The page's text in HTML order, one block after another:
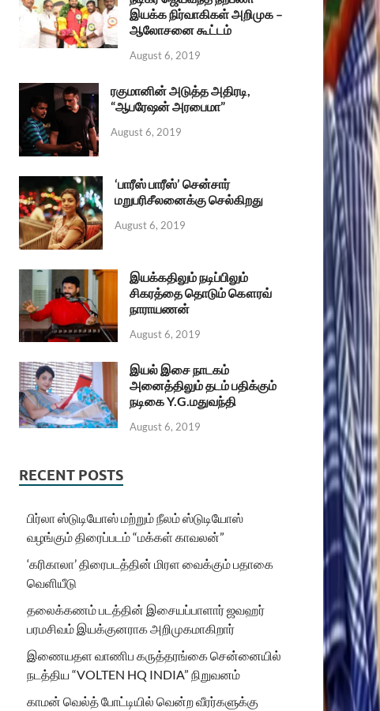
இயக்க நிர்வாகிகள் அறிமுக –
ஆலோசனை கூட்டம்
August 6, 2019
ரகுமானின் அடுத்த அதிரடி,
“ஆபரேஷன் அரபைமா”
August 6, 2019
‘பாரீஸ் பாரீஸ்’ சென்சார்
மறுபரிசீலனைக்கு செல்கிறது
August 6, 2019
இயக்கதிலும் நடிப்பிலும்
சிகரத்தை தொடும் கௌரவ்
நாராயணன்
August 6, 2019
இயல் இசை நாடகம்
அனைத்திலும் தடம் பதிக்கும்
நடிகை Y.G.மதுவந்தி
August 6, 2019
RECENT POSTS
பிர்லா ஸ்டுடியோஸ் மற்றும் நீலம் ஸ்டுடியோஸ்
வழங்கும் திரைப்படம் “மக்கள் காவலன்”
‘கரிகாலா’ திரைபடத்தின் மிரள வைக்கும் பதாகை
வெளியீடு
தலைக்கணம் படத்தின் இசையப்பாளார் ஜவஹர்
பரமசிவம் இயக்குனராக அறிமுகமாகிறார்
இணையதள வாணிப கருத்தரங்கை சென்னையில்
நடத்திய “VOLTEN HQ INDIA” நிறுவனம்
காமன் வெல்த் போட்டியில் வென்ற வீரர்களுக்கு